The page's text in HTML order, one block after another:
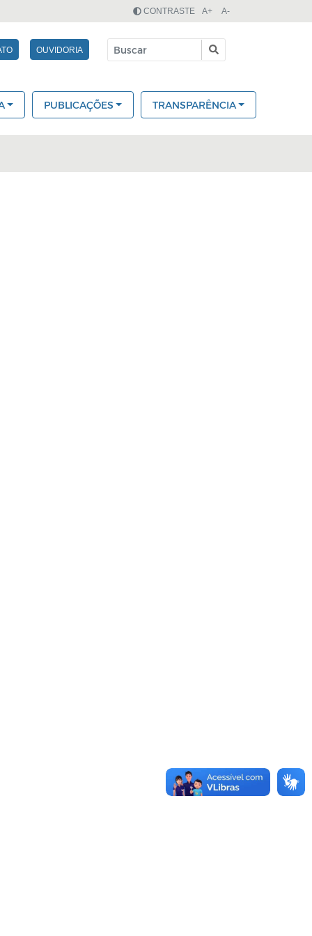
OUVIDORIA
CONTRASTE A+ A-
PUBLICAÇÕES TRANSPARÊNCIA